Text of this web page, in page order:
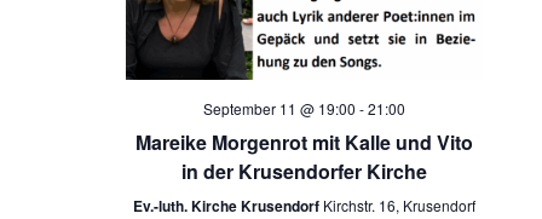
September 11 @ 19:00 -21:00
Mareike Morgenrot mit Kalle und Vito
in der Krusendorfer Kirche
Ev.-luth. Kirche Krusendorf Kirchstr. 16, Krusendorf